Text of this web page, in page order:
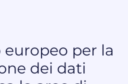
per la
dei dati